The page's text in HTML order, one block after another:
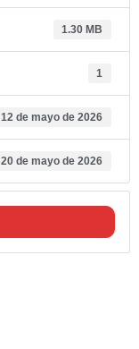
1.30 MB
1
12 de mayo de 2026
20 de mayo de 2026